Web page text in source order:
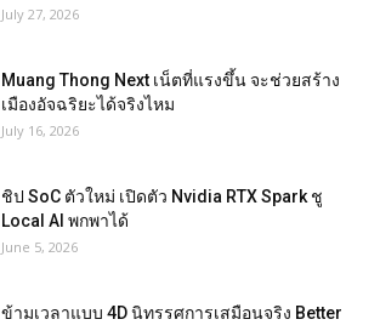
July 27, 2026
Muang Thong Next เน็ตที่แรงขึ้น จะช่วยสร้าง
เมืองอัจฉริยะได้จริงไหม
July 16, 2026
ชิป SoC ตัวใหม่ เปิดตัว Nvidia RTX Spark ชู
Local AI พกพาได้
June 5, 2026
ข้ามเวลาแบบ 4D นิทรรศการเสมือนจริง Better